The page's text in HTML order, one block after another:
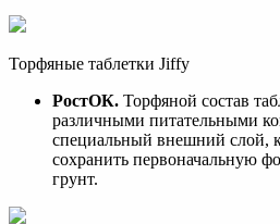
Торфяные таблетки Jiffy
РостОК. Торфяной состав
различными питательными
специальный внешний слой,
сохранить первоначальную
грунт.